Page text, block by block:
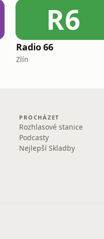
R6
Radio 66
Zlín
PROCHÁZET
Rozhlasové stanice
Podcasty
Nejlepší Skladby